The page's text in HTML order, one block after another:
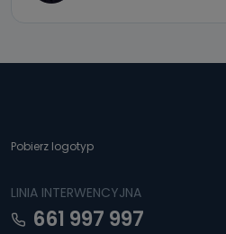
Pobierz logotyp
LINIA INTERWENCYJNA
661 997 997